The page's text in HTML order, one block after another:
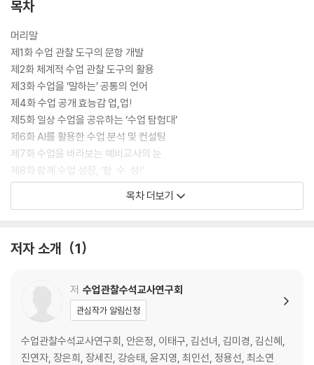
목차
머리말
제1화 수업 관찰 도구의 문항 개발
제2화 체계적 수업 관찰 도구의 활용
제3화 수업을 ‘말하는’ 공통의 언어
제4화 수업 공개 효능감 업,업!
제5화 일상 수업을 공유하는 ‘수업 탐험대’
제6화 AI를 활용한 수업 분석 및 컨설팅
제7화 수업을 바라보는 예비교사의 눈
제8화 함께 수업 성장, ‘함. 수. 성!’
제9화 수업 관찰 도구를 통한 수업 성찰
제10화 저경력 교사와 수업으로 대화하기
제13화 수업으로 성장하는 교사로
부록 수업 관찰 도구 v1.1, v1.2, v2.1, v2.2
목차 더보기
저자 소개 1
저 수업관찰수석교사연구회
관심작가 알림신청
수업관찰수석교사연구회, 안은정, 이태구, 김선녀, 김미경, 김신혜,
진연자, 장은희, 장세진, 강승태, 윤지영, 최인선, 정용선, 최소연